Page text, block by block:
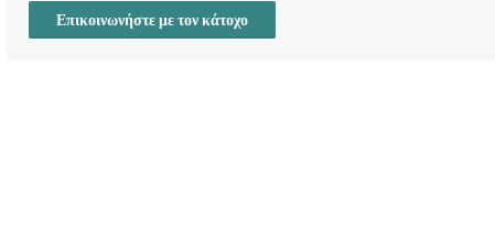
Επικοινωνήστε με τον κάτοχο